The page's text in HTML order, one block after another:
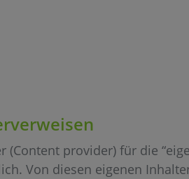
provider) für die
Von diesen eigenen